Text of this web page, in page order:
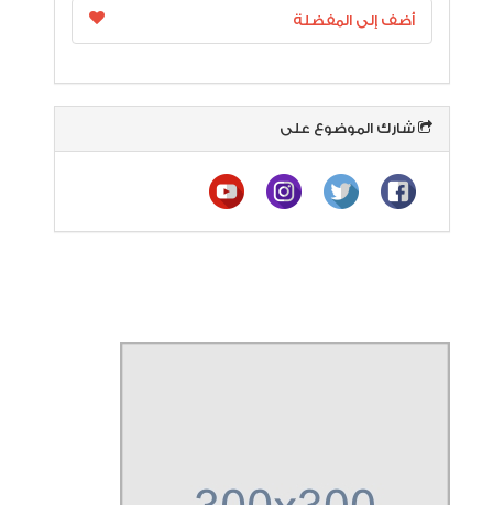
أضف إلى المفضلة
شارك الموضوع على